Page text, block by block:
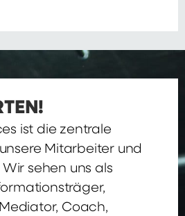
ist die zentrale
Mitarbeiter und
sehen uns als
Coach,